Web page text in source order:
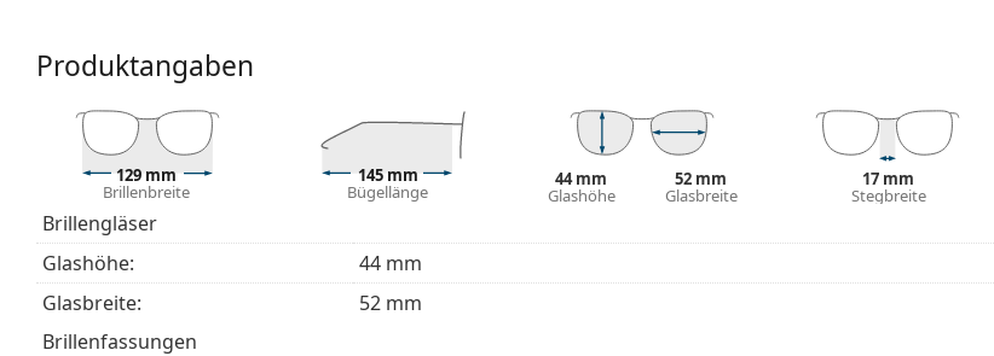
Wir liefern die Brille in ihrem Original-Etui. Die Farbe des Etuis und sein Design können variieren.
Das mitgelieferte Tuch ist zum Reinigen und Pflegen von Brillen geeignet. Einige Modelle können mit
einem Stoffbeutel anstelle eines Tuchs geliefert werden.
Entdecken Sie das gesamte Sortiment der
Brillen
, um weitere Modelle zu finden, oder nutzen Sie
unserenBrillen-Ratgeber
, wenn Sie Hilfe bei der Auswahl benötigen.
Es ist ein Medizinprodukt. Lesen Sie vor dem Gebrauch die Anleitung.
Produktangaben
129 mm
Brillenbreite
145 mm
Bügellänge
44 mm
Glashöhe
52 mm
Glasbreite
17 mm
Stegbreite
Brillengläser
Glashöhe:
44 mm
Glasbreite:
52 mm
Brillenfassungen